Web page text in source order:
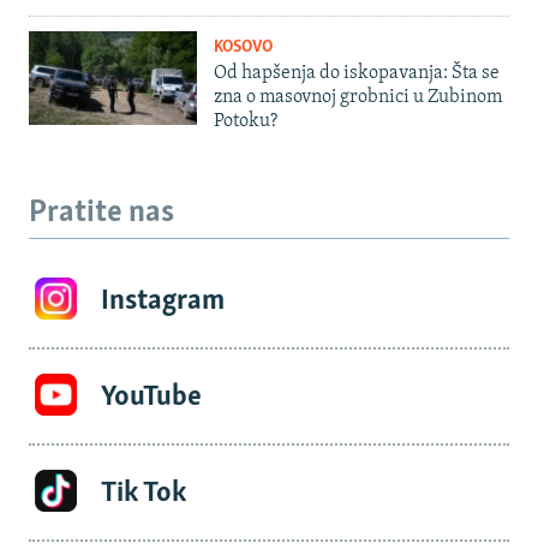
KOSOVO
Od hapšenja do iskopavanja: Šta se
zna o masovnoj grobnici u Zubinom
Potoku?
Pratite nas
Instagram
YouTube
Tik Tok